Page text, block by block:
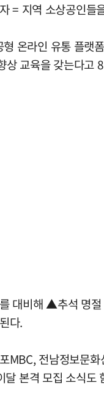
= 지역 소상공인들
온라인 유통 플
상 교육을 갖는다고
대비해 ▲추석 명
다.
MBC, 전남정보문
본격 모집 소식도